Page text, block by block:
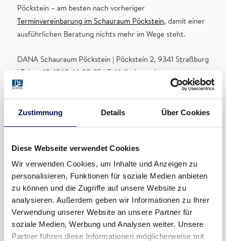
Zustimmung Details Über Cookies
Diese Webseite verwendet Cookies
Wir verwenden Cookies, um Inhalte und Anzeigen zu
personalisieren, Funktionen für soziale Medien anbieten
zu können und die Zugriffe auf unsere Website zu
analysieren. Außerdem geben wir Informationen zu Ihrer
Verwendung unserer Website an unsere Partner für
soziale Medien, Werbung und Analysen weiter. Unsere
Partner führen diese Informationen möglicherweise mit
Pöckstein – am besten nach vorheriger
Terminvereinbarung im Schauraum Pöckstein, damit einer
ausführlichen Beratung nichts mehr im Wege steht.
DANA Schauraum Pöckstein | Pöckstein 2, 9341 Straßburg
poeckstein@jeldwen.com
VEREINBAREN!
AUF. ZU. EINEM DANA SCHAURAUM IN
IHRER NÄHE.
Finden Sie alle Informationen rund um den
können.